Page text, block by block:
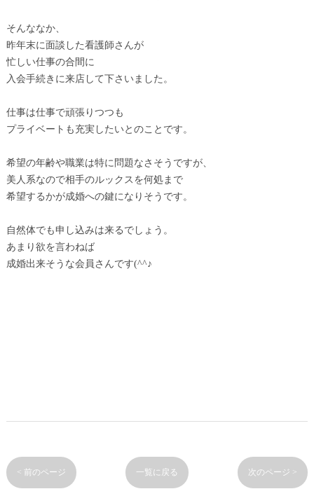
そんななか、
昨年末に面談した看護師さんが
忙しい仕事の合間に
入会手続きに来店して下さいました。
仕事は仕事で頑張りつつも
プライベートも充実したいとのことです。
希望の年齢や職業は特に問題なさそうですが、
美人系なので相手のルックスを何処まで
希望するかが成婚への鍵になりそうです。
自然体でも申し込みは来るでしょう。
あまり欲を言わねば
成婚出来そうな会員さんです(^^♪
< 前のページ 一覧に戻る 次のページ >